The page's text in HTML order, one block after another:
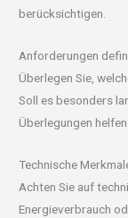
berücksichtigen.
Anforderungen
Überlegen Sie,
Soll es besonders
Überlegungen
Technische
Achten Sie auf
Energieverbrauch